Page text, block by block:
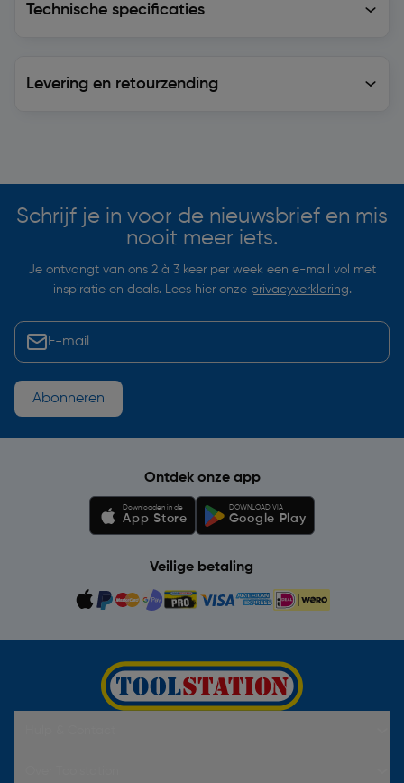
Technische specificaties
Levering en retourzending
Schrijf je in voor de nieuwsbrief en mis
nooit meer iets.
Je ontvangt van ons 2 à 3 keer per week een e-mail vol met
inspiratie en deals. Lees hier onze privacyverklaring.
Abonneren
Ontdek onze app
Downloaden in de
App Store
DOWNLOAD VIA
Google Play
Veilige betaling